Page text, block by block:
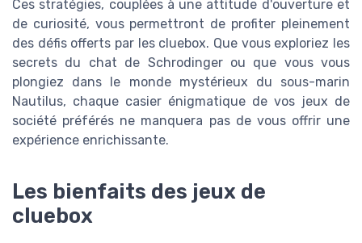
Ces stratégies, couplées à une attitude d'ouverture et
de curiosité, vous permettront de profiter pleinement
des défis offerts par les cluebox. Que vous exploriez les
secrets du chat de Schrodinger ou que vous vous
plongiez dans le monde mystérieux du sous-marin
Nautilus, chaque casier énigmatique de vos jeux de
société préférés ne manquera pas de vous offrir une
expérience enrichissante.
Les bienfaits des jeux de
cluebox